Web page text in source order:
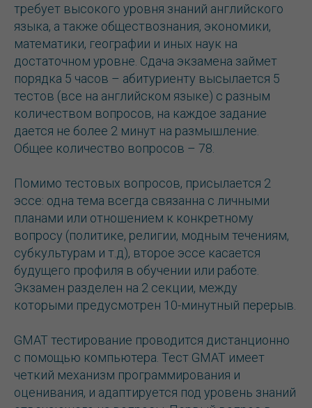
требует высокого уровня знаний английского
языка, а также обществознания, экономики,
математики, географии и иных наук на
достаточном уровне. Сдача экзамена займет
порядка 5 часов – абитуриенту высылается 5
тестов (все на английском языке) с разным
количеством вопросов, на каждое задание
дается не более 2 минут на размышление.
Общее количество вопросов – 78.
Помимо тестовых вопросов, присылается 2
эссе: одна тема всегда связанна с личными
планами или отношением к конкретному
вопросу (политике, религии, модным течениям,
субкультурам и т.д), второе эссе касается
будущего профиля в обучении или работе.
Экзамен разделен на 2 секции, между
которыми предусмотрен 10-минутный перерыв.
GMAT тестирование проводится дистанционно
с помощью компьютера. Тест GMAT имеет
четкий механизм программирования и
оценивания, и адаптируется под уровень знаний